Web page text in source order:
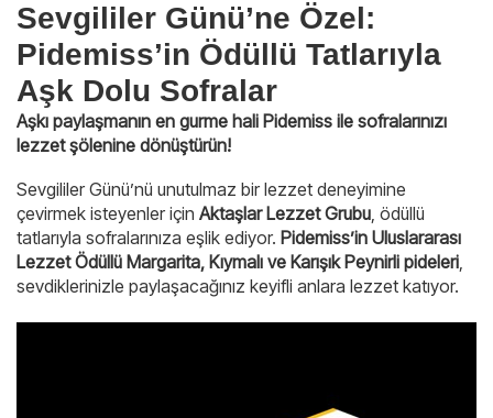
Sevgililer Günü’ne Özel:
Pidemiss’in Ödüllü Tatlarıyla
Aşk Dolu Sofralar
Aşkı paylaşmanın en gurme hali Pidemiss ile sofralarınızı
lezzet şölenine dönüştürün!
Sevgililer Günü’nü unutulmaz bir lezzet deneyimine
çevirmek isteyenler için Aktaşlar Lezzet Grubu, ödüllü
tatlarıyla sofralarınıza eşlik ediyor. Pidemiss’in Uluslararası
Lezzet Ödüllü Margarita, Kıymalı ve Karışık Peynirli pideleri,
sevdiklerinizle paylaşacağınız keyifli anlara lezzet katıyor.